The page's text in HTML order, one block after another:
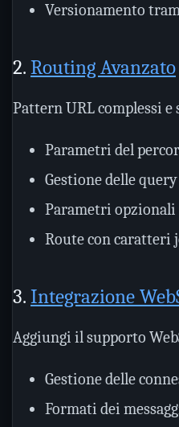
Versionamento
2. Routing Avanzato
Pattern URL complessi
Parametri del
Gestione delle
Parametri opzionali
Route con caratteri
3. Integrazione
Aggiungi il supporto
Gestione delle
Formati dei